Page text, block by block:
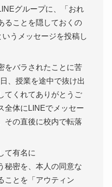
グループに、「おれ
ることを隠しておくの
うメッセージを投稿し
をバラされたことに苦
、授業を途中で抜け出
てくれてありがとうご
全体にLINEでメッセー
その直後に校内で転落
て有名に
秘密を、本人の同意な
ことを「アウティン